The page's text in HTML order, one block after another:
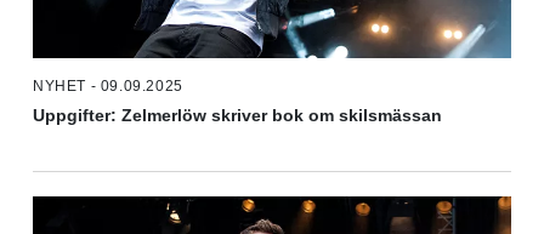
NYHET - 09.09.2025
Uppgifter: Zelmerlöw skriver bok om skilsmässan